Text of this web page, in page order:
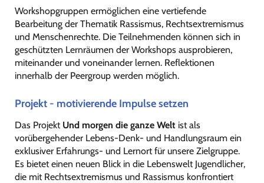
Workshopgruppen ermöglichen eine vertiefende
Bearbeitung der Thematik Rassismus, Rechtsextremismus
und Menschenrechte. Die Teilnehmenden können sich in
geschützten Lernräumen der Workshops ausprobieren,
miteinander und voneinander lernen. Reflektionen
innerhalb der Peergroup werden möglich.
Projekt - motivierende Impulse setzen
Das Projekt Und morgen die ganze Welt ist als
vorübergehender Lebens-Denk- und Handlungsraum ein
exklusiver Erfahrungs- und Lernort für unsere Zielgruppe.
Es bietet einen neuen Blick in die Lebenswelt Jugendlicher,
die mit Rechtsextremismus und Rassismus konfrontiert